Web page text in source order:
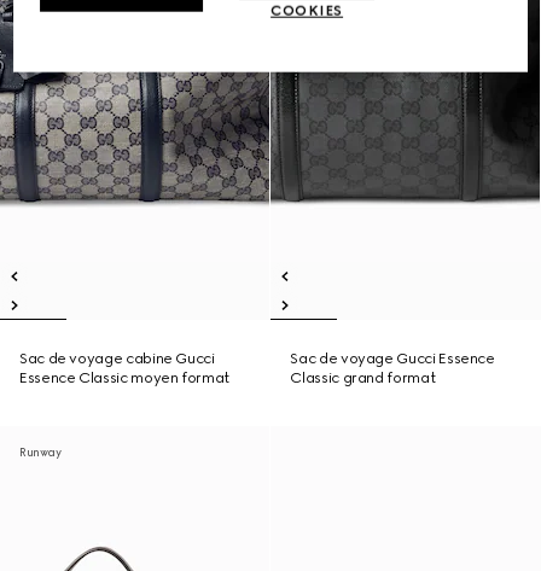
Sac de voyage cabine Gucci
Essence Classic moyen format
Sac de voyage Gucci Essence
Classic grand format
Runway
COOKIES